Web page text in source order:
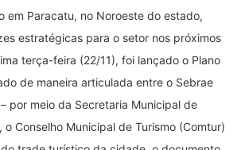
em Paracatu, no Noroeste do estado,
estratégicas para o setor nos próximos
terça-feira (22/11), foi lançado o Plano
de maneira articulada entre o Sebrae
por meio da Secretaria Municipal de
o Conselho Municipal de Turismo (Comtur)